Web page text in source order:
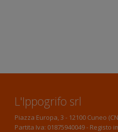
L'Ippogrifo srl
Piazza Europa, 3 - 12100 Cuneo
Partita Iva: 01875940049 - Registo